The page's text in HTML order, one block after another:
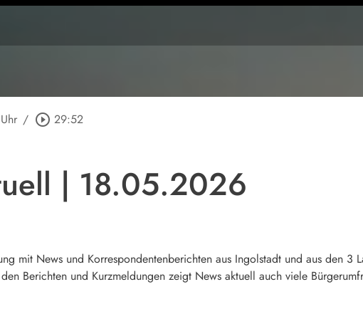
/ play_circle_outline 29:52
| 18.05.2026
mit News und Korrespondentenberichten aus Ingolstadt und aus den 3
Berichten und Kurzmeldungen zeigt News aktuell auch viele